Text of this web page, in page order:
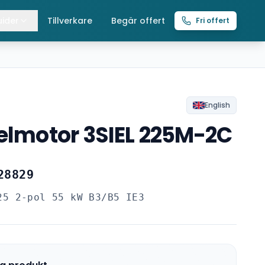
Lintelfrar
Tillverkare Begär offert Fri offert
English
3SIEL 225M-2C
2-pol 55 kW B3/B5 IE3